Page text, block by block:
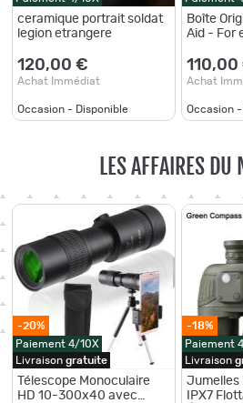
ceramique portrait soldat
legion etrangere
120,00 €
Achat Immédiat
Occasion - Disponible
Boîte
Aid - For
empty
110,00
Achat
Occasion
LES AFFAIRES DU
-20%
Paiement 4/10X
Livraison gratuite
Télescope Monoculaire
HD 10-300x40 avec
-18%
Paiement
Livraison
Jumelles
IPX7